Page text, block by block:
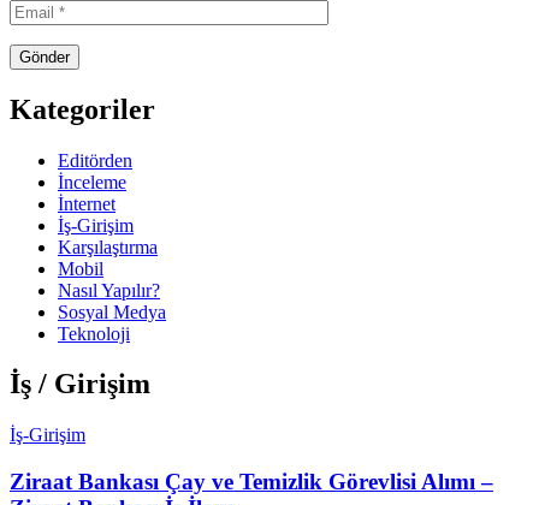
Kategoriler
Editörden
İnceleme
İnternet
İş-Girişim
Karşılaştırma
Mobil
Nasıl Yapılır?
Sosyal Medya
Teknoloji
İş / Girişim
İş-Girişim
Ziraat Bankası Çay ve Temizlik Görevlisi Alımı –